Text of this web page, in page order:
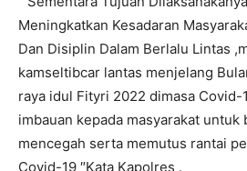
Meningkatkan Kesadaran
Dan Disiplin Dalam Berlalu Lintas
kamseltibcar lantas menjelang
raya idul Fityri 2022 dimasa
imbauan kepada masyarakat untuk
mencegah serta memutus rantai
Covid-19 ″Kata Kapolres .